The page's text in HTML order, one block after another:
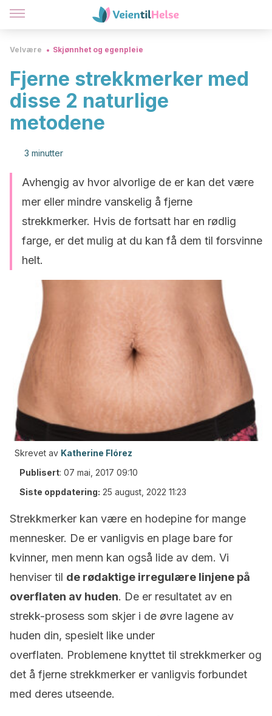
Velvære Skjønnhet og egenpleie
Fjerne strekkmerker med
disse 2 naturlige
metodene
3 minutter
Avhengig av hvor alvorlige de er kan det være
mer eller mindre vanskelig å fjerne
strekkmerker. Hvis de fortsatt har en rødlig
farge, er det mulig at du kan få dem til forsvinne
helt.
Skrevet av Katherine Flórez
Publisert: 07 mai, 2017 09:10
Siste oppdatering: 25 august, 2022 11:23
Strekkmerker kan være en hodepine for mange
mennesker. De er vanligvis en plage bare for
kvinner, men menn kan også lide av dem. Vi
henviser til de rødaktige irregulære linjene på
overflaten av huden. De er resultatet av en
strekk-prosess som skjer i de øvre lagene av
huden din, spesielt like under
overflaten. Problemene knyttet til strekkmerker og
det å fjerne strekkmerker er vanligvis forbundet
med deres utseende.